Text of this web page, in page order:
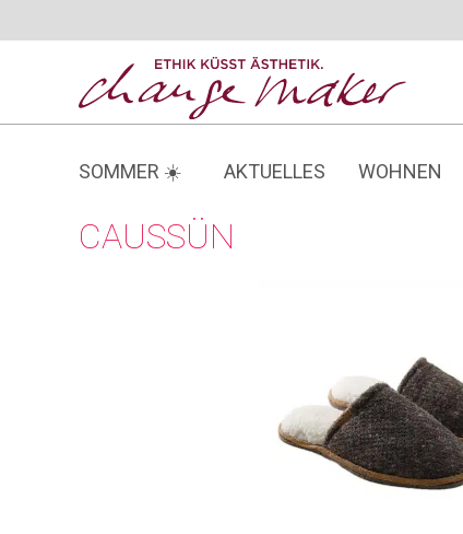
SOMMER ☀️ AKTUELLES WOHNEN
CAUSSÜN